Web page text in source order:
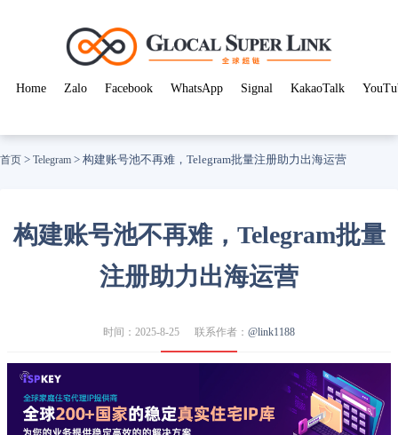
Home Zalo Facebook WhatsApp Signal KakaoTalk
首页 > Telegram > 构建账号池不再难，Telegram批量注册助力出海运营
构建账号池不再难，Telegram批量
注册助力出海运营
时间：2025-8-25 联系作者： @link1188